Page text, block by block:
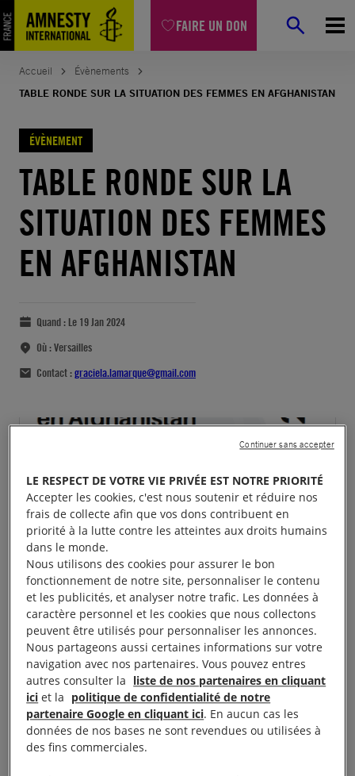
FAIRE UN DON
Accueil
Évènements
TABLE RONDE SUR LA SITUATION DES FEMMES EN AFGHANISTAN
ÉVÈNEMENT
TABLE RONDE SUR LA
SITUATION DES FEMMES
EN AFGHANISTAN
Quand : Le 19 Jan 2024
Où :Versailles
Contact :graciela.lamarque@gmail.com
LE RESPECT DE VOTRE VIE PRIVÉE EST NOTRE PRIORITÉ
Accepter les cookies, c'est nous soutenir et réduire nos
frais de collecte afin que vos dons contribuent en
priorité à la lutte contre les atteintes aux droits humains
dans le monde.
Nous utilisons des cookies pour assurer le bon
fonctionnement de notre site, personnaliser le contenu
et les publicités, et analyser notre trafic. Les données à
caractère personnel et les cookies que nous collectons
peuvent être utilisés pour personnaliser les annonces.
Nous partageons aussi certaines informations sur votre
navigation avec nos partenaires. Vous pouvez entres
autres consulter la liste de nos partenaires en cliquant
ici et la politique de confidentialité de notre
partenaire Google en cliquant ici. En aucun cas les
données de nos bases ne sont revendues ou utilisées à
des fins commerciales.
Continuer sans accepter